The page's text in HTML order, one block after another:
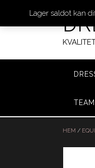
Hoppa
HEM /
Lager saldot kan